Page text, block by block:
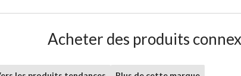
Acheter des produits